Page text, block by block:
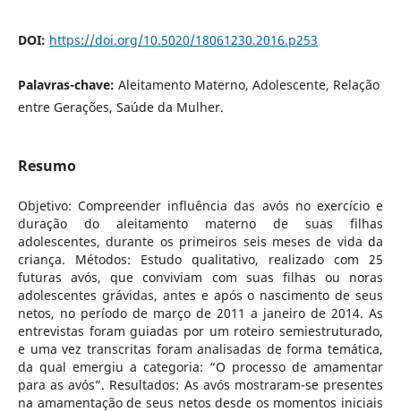
DOI: https://doi.org/10.5020/18061230.2016.p253
Palavras-chave: Aleitamento Materno, Adolescente, Relação
entre Gerações, Saúde da Mulher.
Resumo
Objetivo: Compreender influência das avós no exercício e
duração do aleitamento materno de suas filhas
adolescentes, durante os primeiros seis meses de vida da
criança. Métodos: Estudo qualitativo, realizado com 25
futuras avós, que conviviam com suas filhas ou noras
adolescentes grávidas, antes e após o nascimento de seus
netos, no período de março de 2011 a janeiro de 2014. As
entrevistas foram guiadas por um roteiro semiestruturado,
e uma vez transcritas foram analisadas de forma temática,
da qual emergiu a categoria: “O processo de amamentar
para as avós”. Resultados: As avós mostraram-se presentes
na amamentação de seus netos desde os momentos iniciais